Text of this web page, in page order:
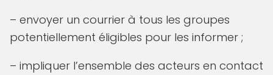
– envoyer un courrier à tous les groupes
potentiellement éligibles pour les informer ;
– impliquer l’ensemble des acteurs en contact